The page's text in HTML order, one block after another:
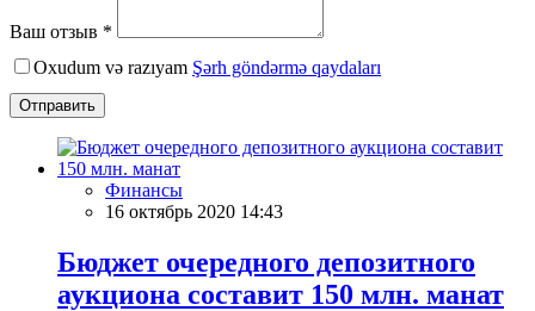
Ваш отзыв *
Oxudum və razıyam Şərh göndərmə qaydaları
Отправить
Финансы
16 октябрь 2020 14:43
Бюджет очередного депозитного
аукциона составит 150 млн. манат